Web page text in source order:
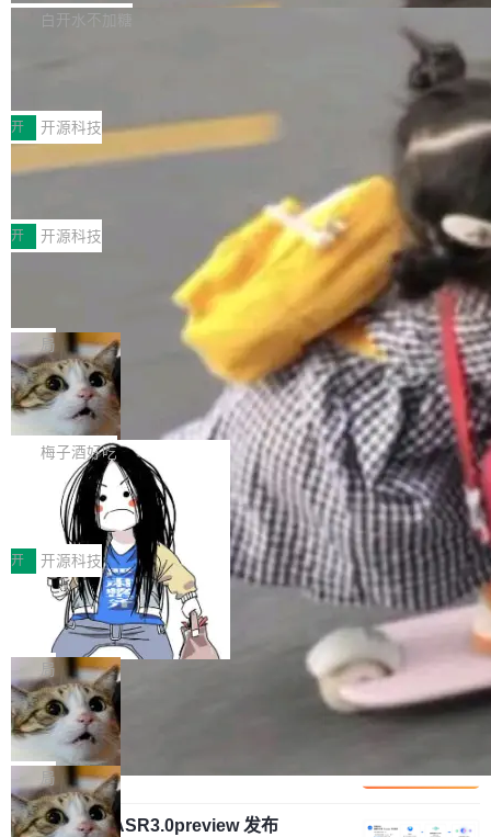
个主 agent 循环，外加一组后台 agent。这些后
库，并将作为transport接入Mooncake TENT。
MPComm将作为一种传输引擎接入Mooncake T
ENT，实现零拷贝传输性能提升30%、非零拷贝
传输性能最高提升5倍。UCL-MPComm底层基
于自研UCL-Engine通信引擎，后续腾讯网平将
持续开源更多基于UCL-Engine的高性能通信组
件。 腾讯网平团队在UCL-MPComm中实现了一
个独立于业务线程的全局通信引擎（Engine），
白开水不加糖
型案例入选名单》，深信服“面向企业研发场景的
开源 AI 编程平台 CoStrict 应用”凭借卓越的技术
创新与落地成效成功入选。 全链路私有化部署，
助力企业AI研发安全落地 当前，越来越多企业已
经开始引入 AI Coding 工具，通过调用公有云模
型或企业内部部署模型提升研发效率。但随着 AI
Coding 从个人辅助工具逐步走向团队级、组织
级应用，企业在规模化落地过程中，对安全性、
可控性和代码质量提出了更高要求。 首先是数据
安全与合规要求。对于大多数普通研发场景，公
有云模型能够满足快速试用和效率提升的需求。
但对于金融、能源、医疗等对数据安全要求较...
开 开源科技
深信服AI算力网关入选工信部人工智能
前不久，工业和信息化部正式发布《2025年人工
智能应用典型案例名单》，集中展示人工智能在
各领域的应用成果，覆盖技术底座、行业赋能、
产品应用、支撑保障、专题等五大方向。深信服
AI算力网关（AI创新平台）成功入选！ 随着各行
各业的Agent走向规模化建设，算力构成形态逐
渐丰富，用户关注的重点也在发生变化：不只是
让AI用起来，还要进一步看清混合算力时代下，
Token花在哪里、算力是否被充分利用，以及持
续增长的AI成本该如何优化。 深信服AI算力网关
正是围绕这些实际问题，从Token治理和成本治
理两个方面，让用户的每一份算力都看得清、管
得住、用得稳、省得下、更安全！ 一、从现在开
始，Token使用一目...
开 开源科技
Jeff Dean 离开 Google：一个时代的结
束，一个实验室的开始
Google 员工编号 20。MapReduce 作者之一。
Bigtable 作者之一。TensorFlow 的作者之一。
Gemini 的架构师。Google 首席科学家。 Jeff D
ean 在 Google 工作了 27 年后，宣布离职。 他
不是一个人走。一同离开的还有 Sanjay Ghema
wat（Google 员工编号 23，Jeff Dean 二十多
年的编程搭档，MapReduce 和 Bigtable 的共同
作者）、Quoc Le（Google 大脑核心成员，Se
q2Seq 和 DocAI 的共同发明人）以及 Oriol Vin
yals（Gemini 联合负责人，AlphaSta...
局
🔥 SolonCode v2026.8.4 发布：界面
字体可调、22 种语言、记忆搜索增强
打开终端就能上岗的全中文编码智能体，这一轮
把「看得清、用母语、记得住」三件事一次补
齐。 SolonCode 是什么 SolonCode 是杭州无
耳科技研发的企业级终端编码智能体——一位全
中文驱动的数字员工，自主理解需求、规划步
骤、编写代码。不挑模型、不挑平台，curl 一行
装完即用。 开源地址：Gitee · GitCode · GitHu
b 安装 支持 Java 8+（8~26）、macOS / Linu
x / Windows / Harmony PC。 # macOS / Linu
x / Harmony PC curl -fsSL https://solon.noea
r.org/solon...
梅子酒好吃
让“代码语义理解”深度释放AI Coding
价值潜能：华为云码道（CodeArts）
代码仓技术解析
一、代码仓深度理解技术的作用与价值 在软件工
程实践中，代码仓是企业核心知识资产的主要载
体。企业级代码仓库通常包含数十万乃至数百万
个文件，其规模远超单次模型调用可承载的上下
文窗口。随着项目规模的持续扩张与代码历史的
不断累积，代码仓中的模块关系、接口契约、业
务逻辑等关键信息往往分散于数十乃至数百个文
件之中，形成高度复杂的知识关联网络。传统的
代码检索手段（如关键词匹配、目录遍历）仅能
在语法层面完成文本定位，难以触及代码的语义
内涵与结构关联，导致开发者使用代码智能体在
理解大规模代码仓时面临显著"代码仓理解"瓶
开 开源科技
一条“删库”命令跑 17 小时，算法工程
师删光 89TB 数据只为干私活
最高人民检察院8月4日公布了一起案件：北京一
名90后算法工程师王某，为了给自己接的私活腾
服务器空间，删光了公司AI游戏部门的全部核心
数据。 王某2024年1月入职东城区某科技公司AI
短剧部门，有互联网大厂背景。在公司内部架构
调整期间，部门三次通知全员将数据从A集群迁
移到B集群，王某都回复了"收到"。 他没有迁移
数据。2024年9月3日下午4点，他使用此前登录
局
Cloudflare 分享推理优化实践：KV ca
che 量化 + 权重压缩，吞吐量提升 4
1%，成本降 30%
Kimi 和 GLM 是当前最强的大模型系列之一，但
它们有一个共同的问题：太吃显存了。月之暗面
的 Kimi K 系列和智谱的 GLM 都是长上下文、M
oE 架构的大模型，好用到让人上瘾，但 GPU 显
局
腾讯混元 Hy ASR3.0preview 发布